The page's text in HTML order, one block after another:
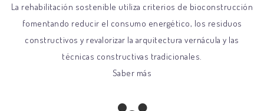
La rehabilitación sostenible utiliza criterios de bioconstrucción
fomentando reducir el consumo energético, los residuos
constructivos y revalorizar la arquitectura vernácula y las
técnicas constructivas tradicionales.
Saber más